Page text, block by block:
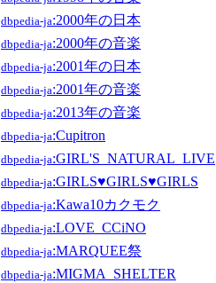
dbpedia-ja:2000年の日本
dbpedia-ja:2000年の音楽
dbpedia-ja:2001年の日本
dbpedia-ja:2001年の音楽
dbpedia-ja:2013年の音楽
dbpedia-ja:Cupitron
dbpedia-ja:GIRL'S_NATURAL_LIVE
dbpedia-ja:GIRLS♥GIRLS♥GIRLS
dbpedia-ja:Kawa10カクモク
dbpedia-ja:LOVE_CCiNO
dbpedia-ja:MARQUEE祭
dbpedia-ja:MIGMA_SHELTER